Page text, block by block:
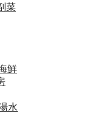
菜
鮮
水